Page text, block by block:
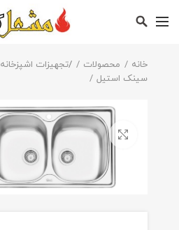
خانه محصولات /تجهیزات اشپزخانه
سینک استیل
بزرگنمایی تصویر